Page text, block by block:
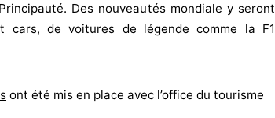
Des nouveautés mondiale y seront
cars, de voitures de légende comme la F1
ont été mis en place avec l’office du tourisme